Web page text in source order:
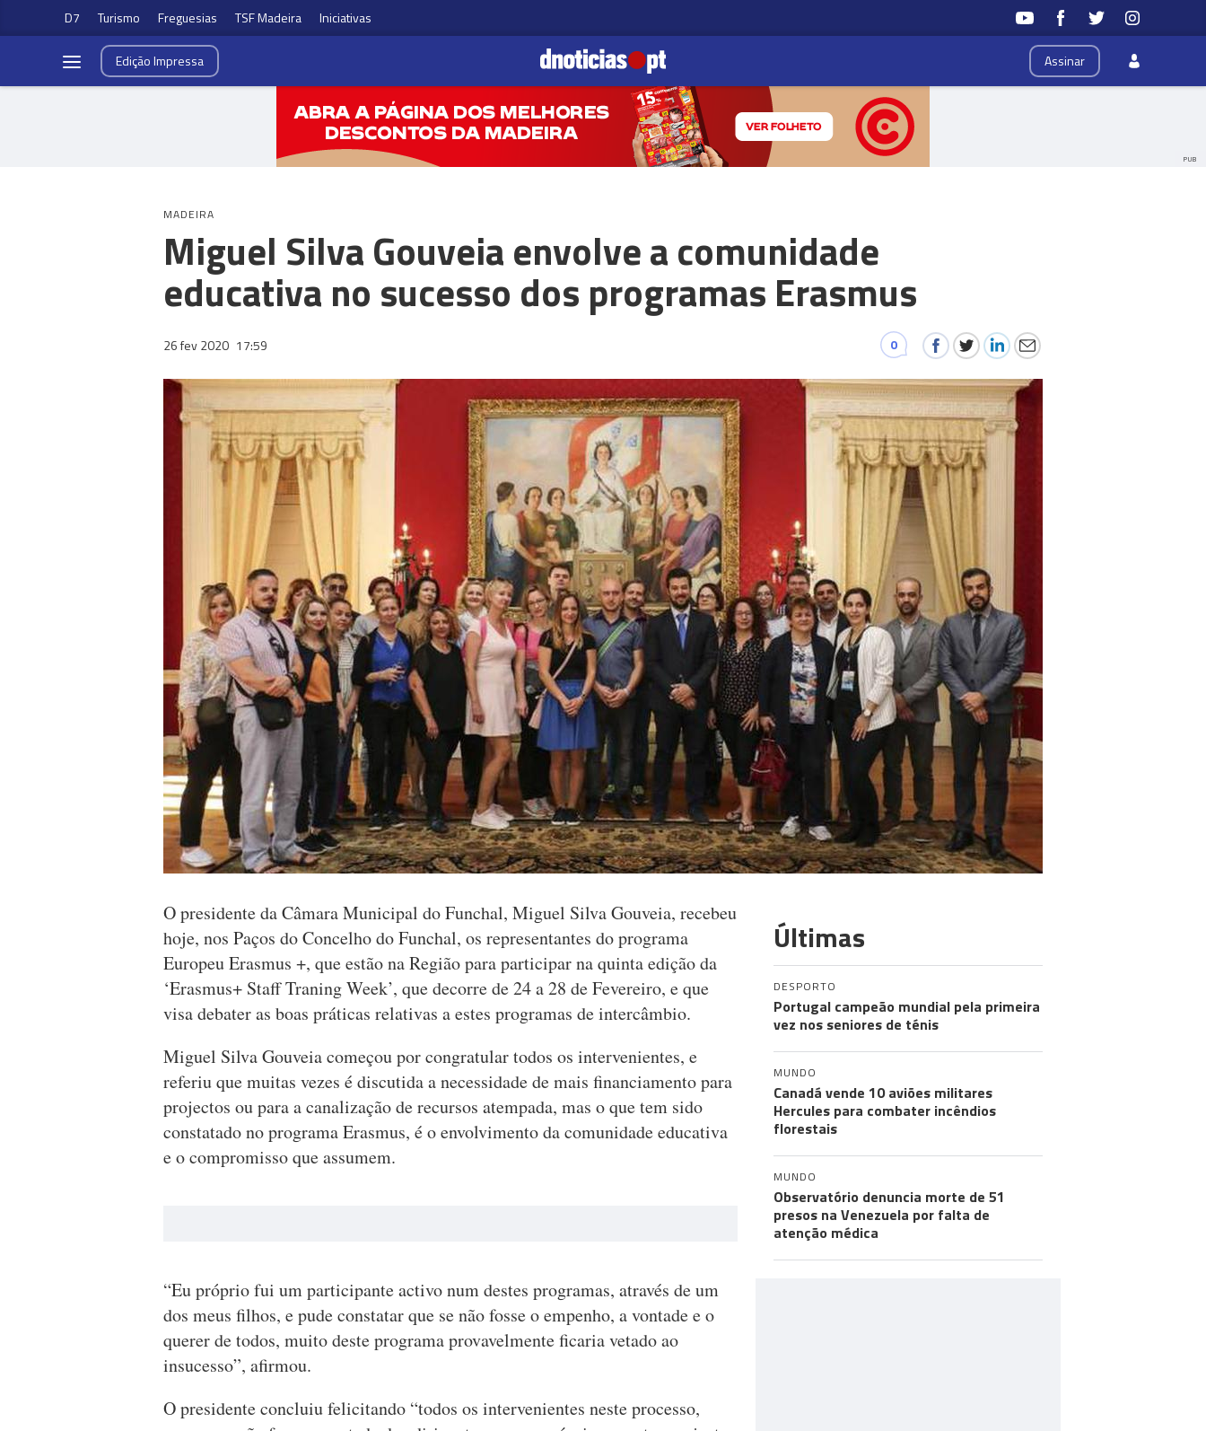
D7 Turismo Freguesias TSF Madeira Iniciativas
Assinar
EdiçãoImpressa
PUB
MADEIRA
Miguel Silva Gouveia envolve a comunidade
educativa no sucesso dos programas Erasmus
26 fev 2020 17:59 0
O presidente da Câmara Municipal do Funchal, Miguel Silva Gouveia, recebeu
hoje, nos Paços do Concelho do Funchal, os representantes do programa
Europeu Erasmus +, que estão na Região para participar na quinta edição da
‘Erasmus+ Staff Traning Week’, que decorre de 24 a 28 de Fevereiro, e que
visa debater as boas práticas relativas a estes programas de intercâmbio.
Miguel Silva Gouveia começou por congratular todos os intervenientes, e
referiu que muitas vezes é discutida a necessidade de mais financiamento para
projectos ou para a canalização de recursos atempada, mas o que tem sido
constatado no programa Erasmus, é o envolvimento da comunidade educativa
e o compromisso que assumem.
“Eu próprio fui um participante activo num destes programas, através de um
dos meus filhos, e pude constatar que se não fosse o empenho, a vontade e o
querer de todos, muito deste programa provavelmente ficaria vetado ao
insucesso”, afirmou.
O presidente concluiu felicitando “todos os intervenientes neste processo,
Últimas
DESPORTO
Portugal campeão mundial pela primeira
vez nos seniores de ténis
MUNDO
Canadá vende 10 aviões militares
Hercules para combater incêndios
florestais
MUNDO
Observatório denuncia morte de 51
presos na Venezuela por falta de
atenção médica